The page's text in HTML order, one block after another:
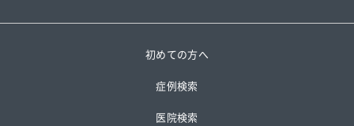
初めての方へ
症例検索
医院検索